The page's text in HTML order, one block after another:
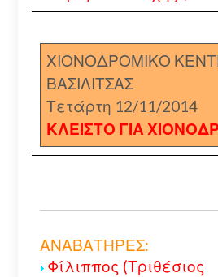
ΧΙΟΝΟΔΡΟΜΙΚΟ
ΒΑΣΙΛΙΤΣΑΣ
Τετάρτη 12/11/2014
ΚΛΕΙΣΤΟ ΓΙΑ
ΑΝΑΒΑΤΗΡΕΣ:
Φίλιππος (Τριθέσιος